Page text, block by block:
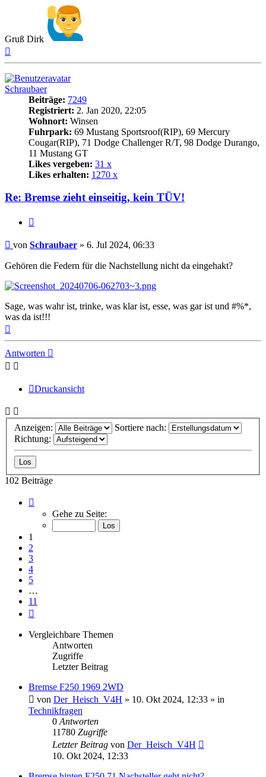
Gruß Dirk
Schraubaer
Beiträge: 7249
Registriert: 2. Jan 2020, 22:05
Wohnort: Winsen
Fuhrpark: 69 Mustang Sportsroof(RIP), 69 Mercury
Cougar(RIP), 71 Dodge Challenger R/T, 98 Dodge Durango,
11 Mustang GT
Likes vergeben: 31 x
Likes erhalten: 1270 x
Re: Bremse zieht einseitig, kein TÜV!
Beitrag
von Schraubaer » 6. Jul 2024, 06:33
Gehören die Federn für die Nachstellung nicht da eingehakt?
Sage, was wahr ist, trinke, was klar ist, esse, was gar ist und #%*,
was da ist!!!
Antworten
Druckansicht
Anzeigen:
Sortiere nach:
Richtung:
102 Beiträge
von
Gehe zu Seite:
1
2
3
4
5
…
11
Vergleichbare Themen
Antworten
Zugriffe
Letzter Beitrag
Bremse F250 1969 2WD
von Der_Heisch_V4H » 10. Okt 2024, 12:33 » in
Technikfragen
0 Antworten
11780 Zugriffe
Letzter Beitrag von Der_Heisch_V4H
10. Okt 2024, 12:33